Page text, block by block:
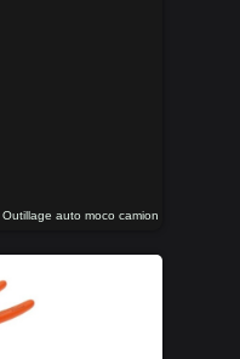
Outillage auto moco camion